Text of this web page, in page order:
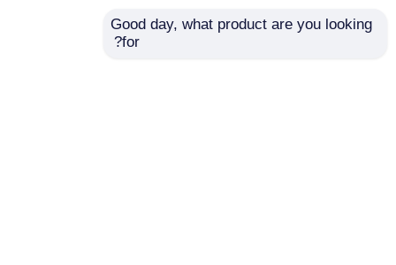
Good day, what product are you looking
for?